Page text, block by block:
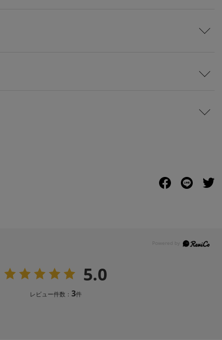
5.0
レビュー件数： 3件